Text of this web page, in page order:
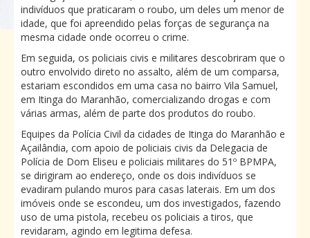
indivíduos que praticaram o roubo, um deles um menor de
idade, que foi apreendido pelas forças de segurança na
mesma cidade onde ocorreu o crime.
Em seguida, os policiais civis e militares descobriram que o
outro envolvido direto no assalto, além de um comparsa,
estariam escondidos em uma casa no bairro Vila Samuel,
em Itinga do Maranhão, comercializando drogas e com
várias armas, além de parte dos produtos do roubo.
Equipes da Polícia Civil da cidades de Itinga do Maranhão e
Açailândia, com apoio de policiais civis da Delegacia de
Polícia de Dom Eliseu e policiais militares do 51º BPMPA,
se dirigiram ao endereço, onde os dois indivíduos se
evadiram pulando muros para casas laterais. Em um dos
imóveis onde se escondeu, um dos investigados, fazendo
uso de uma pistola, recebeu os policiais a tiros, que
revidaram, agindo em legitima defesa.